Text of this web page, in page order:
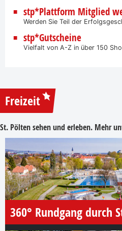
stp*Plattform Mitglied
Werden Sie Teil der
stp*Gutscheine
Vielfalt von A-Z in über 150
Freizeit
St. Pölten sehen und erleben. Mehr
360° Rundgang durch